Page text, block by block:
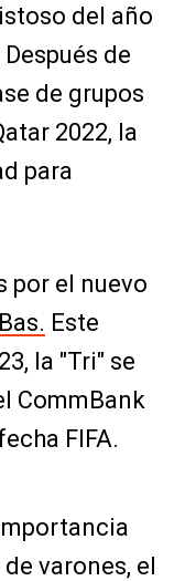
del año
de
de grupos
2022, la
para
por el nuevo
Este
la "Tri" se
CommBank
FIFA.
varones, el